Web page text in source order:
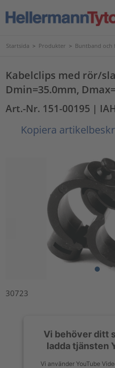
Startsida > Produkter > Buntband och
Kabelclips med rör/
Dmin=35.0mm,
Art.-Nr. 151-00195 |
Kopiera
30723
Vi behöver ditt
ladda tjänsten
Vi använder YouTube